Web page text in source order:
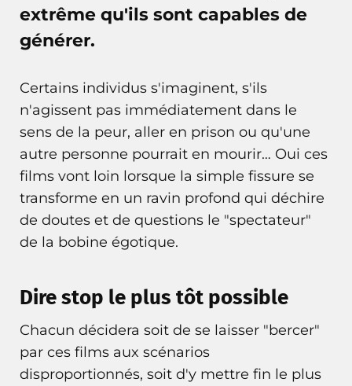
extrême qu'ils sont capables de
générer.
Certains individus s'imaginent, s'ils
n'agissent pas immédiatement dans le
sens de la peur, aller en prison ou qu'une
autre personne pourrait en mourir… Oui ces
films vont loin lorsque la simple fissure se
transforme en un ravin profond qui déchire
de doutes et de questions le "spectateur"
de la bobine égotique.
Dire stop le plus tôt possible
Chacun décidera soit de se laisser "bercer"
par ces films aux scénarios
disproportionnés, soit d'y mettre fin le plus